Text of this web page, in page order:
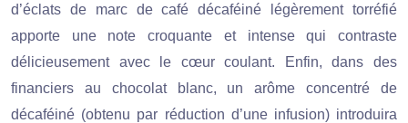
d’éclats de marc de café décaféiné légèrement torréfié
apporte une note croquante et intense qui contraste
délicieusement avec le cœur coulant. Enfin, dans des
financiers au chocolat blanc, un arôme concentré de
décaféiné (obtenu par réduction d’une infusion) introduira